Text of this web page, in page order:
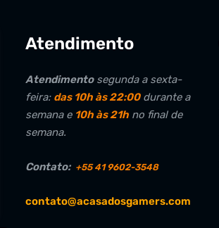
Atendimento
Atendimentosegunda a sexta-
feira: das 10h às 22:00durante a
semana e 10h às 21hno final de
semana.
Contato: +55 41 9602-3548
contato@acasadosgamers.com